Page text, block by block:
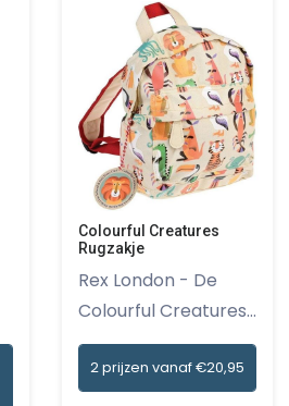
Colourful Creatures
Rugzakje
Rex London - De
Colourful Creatures
Rugzakj...
2 prijzen vanaf €20,95